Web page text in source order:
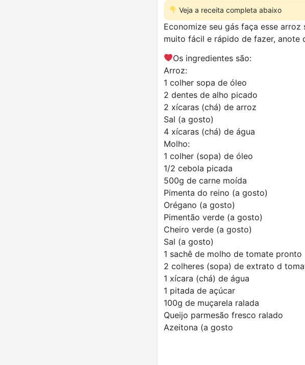
Veja a receita completa abaixo
Economize seu gás faça esse
muito fácil e rápido de fazer, anote
Os ingredientes são:
Arroz:
1 colher sopa de óleo
2 dentes de alho picado
2 xícaras (chá) de arroz
Sal (a gosto)
4 xícaras (chá) de água
Molho:
1 colher (sopa) de óleo
1/2 cebola picada
500g de carne moída
Pimenta do reino (a gosto)
Orégano (a gosto)
Pimentão verde (a gosto)
Cheiro verde (a gosto)
Sal (a gosto)
1 sachê de molho de tomate pronto
2 colheres (sopa) de extrato d
1 xícara (chá) de água
1 pitada de açúcar
100g de muçarela ralada
Queijo parmesão fresco ralado
Azeitona (a gosto